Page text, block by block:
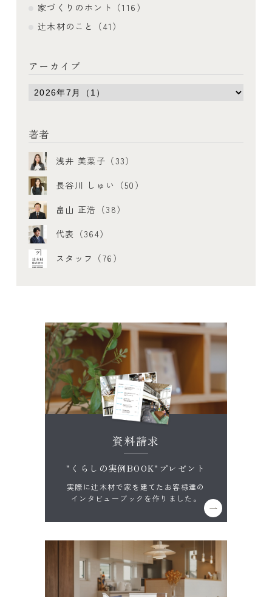
家づくりのホント（116）
辻木材のこと（41）
アーカイブ
著者
浅井 美菜子（33）
長谷川 しゅい（50）
畠山 正浩（38）
代表（364）
スタッフ（76）
資料請求
"くらしの実例BOOK"プレゼント
実際に辻木材で家を建てたお客様達の
インタビューブックを作りました。